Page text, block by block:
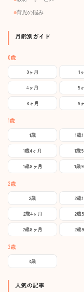
育児の悩み
月齢別ガイド
0歳
0ヶ月 1
4ヶ月 5
8ヶ月 9
1歳
1歳 1歳
1歳4ヶ月 1歳
1歳8ヶ月 1歳
2歳
2歳 2歳
2歳4ヶ月 2歳
2歳8ヶ月 2歳
3歳
3歳
人気の記事